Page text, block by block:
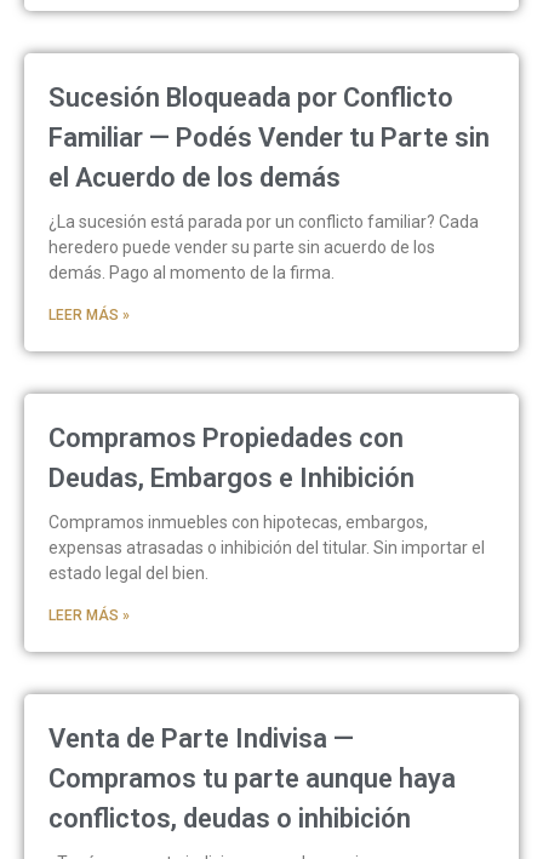
Sucesión Bloqueada por Conflicto
Familiar — Podés Vender tu Parte sin
el Acuerdo de los demás
¿La sucesión está parada por un conflicto familiar? Cada
heredero puede vender su parte sin acuerdo de los
demás. Pago al momento de la firma.
LEER MÁS »
Compramos Propiedades con
Deudas, Embargos e Inhibición
Compramos inmuebles con hipotecas, embargos,
expensas atrasadas o inhibición del titular. Sin importar el
estado legal del bien.
LEER MÁS »
Venta de Parte Indivisa —
Compramos tu parte aunque haya
conflictos, deudas o inhibición